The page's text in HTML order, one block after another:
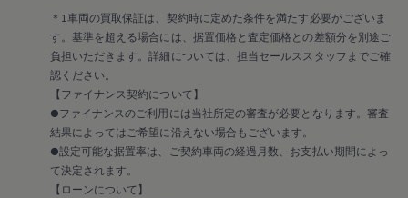
特定整備情報
ユーザーガイド
運転上の注意
自動車リサイクル法
ロイヤリティプログラム
安心プログラム
メンテナンスプログラム
延長保証ウォルフィサポート
カスタマーセンター
タイヤパンク補償
認定中古車
“Certified Pre-Owned”の品質とは
＊1車両の買取保証は、契約時に定めた条件を満たす必要がございま
す。基準を超える場合には、据置価格と査定価格との差額分を別途ご
負担いただきます。詳細については、担当セールススタッフまでご確
認ください。
【ファイナンス契約について】
●ファイナンスのご利用には当社所定の審査が必要となります。審査
結果によってはご希望に沿えない場合もございます。
●設定可能な据置率は、ご契約車両の経過月数、お支払い期間によっ
て決定されます。
【ローンについて】